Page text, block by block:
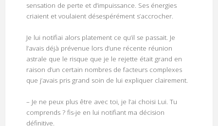
sensation de perte et d’impuissance. Ses énergies
criaient et voulaient désespérément s’accrocher.
Je lui notifiai alors platement ce qu’il se passait. Je
l’avais déjà prévenue lors d’une récente réunion
astrale que le risque que je le rejette était grand en
raison d’un certain nombres de facteurs complexes
que j’avais pris grand soin de lui expliquer clairement.
– Je ne peux plus être avec toi, je l’ai choisi Lui. Tu
comprends ? fis-je en lui notifiant ma décision
définitive.